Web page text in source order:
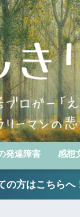
発達障害 感想
の方はこちらへ